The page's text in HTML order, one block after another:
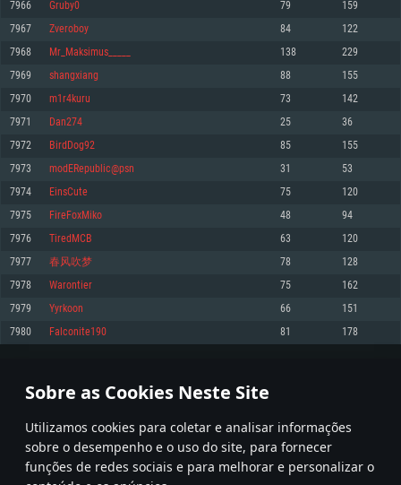
Sobre as Cookies Neste Site
Utilizamos cookies para coletar e analisar informações
sobre o desempenho e o uso do site, para fornecer
funções de redes sociais e para melhorar e personalizar o
Mínimo
Sistema Operativo: Windows 10 (64 bit)
Processador: Dual-Core 2.2 GHz
Memória: 4GB
Placa Gráfica: Placa com DirectX 11: AMD Radeon 77XX / NVIDIA GeForce
GTX 660. Resolução mínima suportada: 720p
Network: Internet de banda larga.
Disco: 23,1 GB
Recomendado
superior, Radeon RX 570 ou superior
Disco: 75,9 GB
Mínimo
Sistema Operativo: Mac OS Big Sur 11.0 ou versão mais recente
Processador: Core i5 2.2GHz mínimo (Intel Xeon não suportado)
Memória: 6 GB
Placa Gráfica: Intel Iris Pro 5200 (Mac), equivalentes AMD/Nvidia para Mac.
Resolução mínima suportada: 720p com suporte Metal.
Network: Internet de banda larga.
Disco: 21,5 GB
Recomendado
Network: Internet de banda larga.
Mínimo
Sistema Operativo: Distribuições mais modernas do Linux de 64bit
Processador: Dual-Core 2.4 GHz
Memória: 4 GB
Placa Gráfica: NVIDIA 660 com os drivers mais recentes (não mais de 6
meses) / equivalentes AMD com os drivers mais recentes com suporte
Vulkan (não mais de 6 meses); Resolução mínima suportada: 720p.
Network: Internet de banda larga.
Disco: 21,5 GB
Recomendado
Sistema Operativo: Ubuntu 20.04 64bit
Processador: Intel Core i7
Memória: 16 GB
Placa Gráfica: NVIDIA 1060 com os drivers mais recentes (não mais de 6
meses) / equivalentes AMD (Radeon RX 570) com os drivers mais recentes
Network: Internet de banda larga.
7966 Gruby0 79 159
7967 Zverоbоy 84 122
7968 Mr_Maksimus_____ 138 229
7969 shangxiang 88 155
7970 m1r4kuru 73 142
7971 Dan274 25 36
7972 BirdDog92 85 155
7973 modERepublic@psn 31 53
7974 EinsCute 75 120
7975 FireFoxMiko 48 94
7976 TiredMCB 63 120
7977 春风吹梦 78 128
7978 Warontier 75 162
7979 Yyrkoon 66 151
7980 Falconite190 81 178